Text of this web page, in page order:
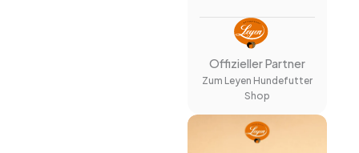
Offizieller Partner
Zum Leyen Hundefutter
Shop